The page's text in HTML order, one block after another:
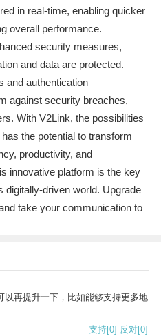
in real-time, enabling quicker
overall performance.
security measures,
and data are protected.
and authentication
against security breaches,
With V2Link, the possibilities
the potential to transform
productivity, and
innovative platform is the key
digitally-driven world. Upgrade
take your communication to
以再提升一下，比如能够支持更多地
支持[0] 反对[0]